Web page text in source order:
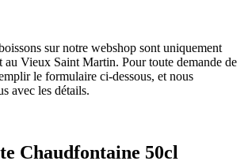
sur notre webshop sont uniquement
au Vieux Saint Martin. Pour toute demande de
le formulaire ci-dessous, et nous
avec les détails.
Chaudfontaine 50cl